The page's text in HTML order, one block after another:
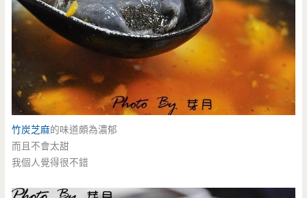
竹炭芝麻的味道頗為濃郁
而且不會太甜
我個人覺得很不錯